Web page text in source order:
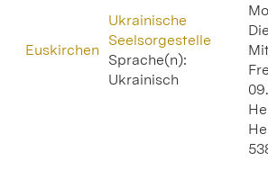
Euskirchen
Ukrainische
Seelsorgestelle
Sprache(n):
Ukrainisch